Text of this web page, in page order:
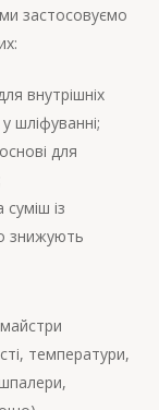
застосовуємо
внутрішніх
шліфуванні;
для
із
знижують
температури,